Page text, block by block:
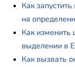
Как
на
Как изменить
выделении в
Как вызвать